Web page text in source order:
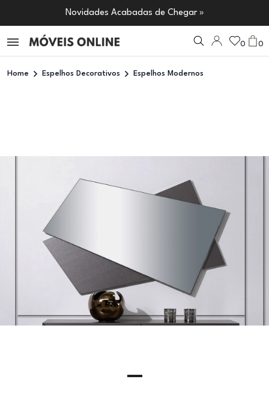
Novidades Acabadas de Chegar »
0 0
Home Espelhos Decorativos Espelhos Modernos